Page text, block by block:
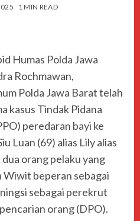
1 MIN READ
Humas Polda Jawa
Rochmawan,
Polda Jawa Barat telah
kasus Tindak Pidana
peredaran bayi ke
Luan (69) alias Lily alias
dua orang pelaku yang
Wiwit beperan sebagai
sebagai perekrut
orang (DPO).